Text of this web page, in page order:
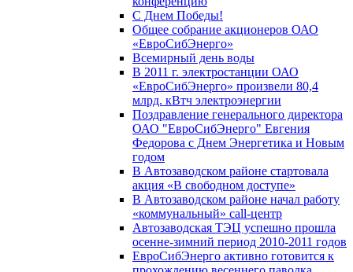
С Днем Победы!
Общее собрание акционеров ОАО
«ЕвроСибЭнерго»
Всемирный день воды
В 2011 г. электростанции ОАО
«ЕвроСибЭнерго» произвели 80,4
млрд. кВтч электроэнергии
Поздравление генерального директора
ОАО "ЕвроСибЭнерго" Евгения
Федорова с Днем Энергетика и Новым
годом
В Автозаводском районе стартовала
акция «В свободном доступе»
В Автозаводском районе начал работу
«коммунальный» call-центр
Автозаводская ТЭЦ успешно прошла
осенне-зимний период 2010-2011 годов
ЕвроСибЭнерго активно готовится к